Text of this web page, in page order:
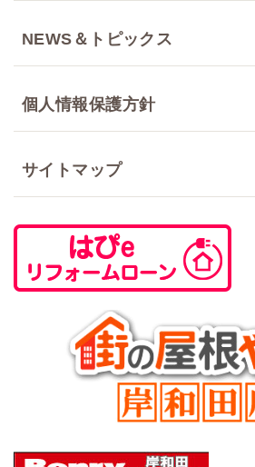
NEWS＆トピックス
個人情報保護方針
サイトマップ